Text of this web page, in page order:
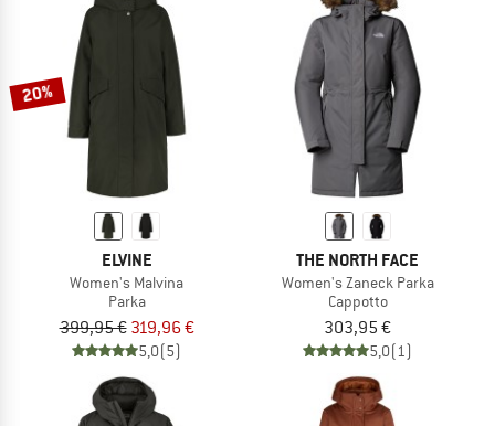
20%
ELVINE
Women's Malvina
Parka
399,95 € 319,96 €
5,0(5)
THE NORTH FACE
Women's Zaneck Parka
Cappotto
303,95 €
5,0(1)